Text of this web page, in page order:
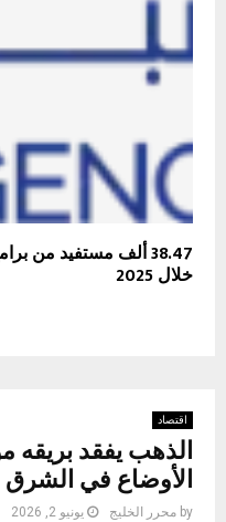
38.47 ألف مستفيد من
خلال 2025
اقتصاد
الذهب يفقد بريقه
الأوضاع في
by محرر الخليج يونيو 2, 2026